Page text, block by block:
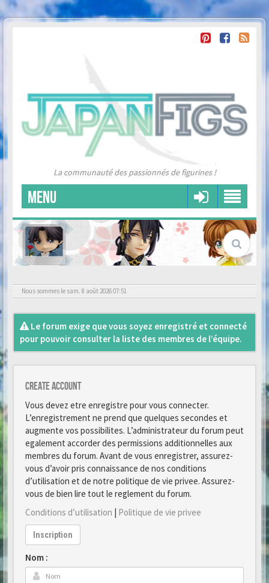
La communauté des passionnés de figurines !
MENU
Nous sommes le sam. 8 août 2026 07:51
Le forum exige que vous soyez enregistré et connecté
pour pouvoir consulter la liste des membres de l’équipe.
Create account
Vous devez etre enregistre pour vous connecter.
L’enregistrement ne prend que quelques secondes et
augmente vos possibilites. L’administrateur du forum peut
egalement accorder des permissions additionnelles aux
membres du forum. Avant de vous enregistrer, assurez-
vous d’avoir pris connaissance de nos conditions
d’utilisation et de notre politique de vie privee. Assurez-
vous de bien lire tout le reglement du forum.
Conditions d’utilisation | Politique de vie privee
Inscription
Nom :